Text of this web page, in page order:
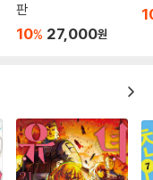
판
10% 27,000원